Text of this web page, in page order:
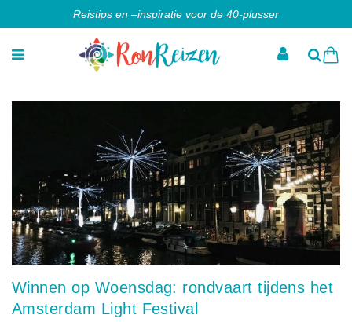
Reistips en –inspiratie voor de 40-plusser
Winnen op Woensdag: rondvaart tijdens het
Amsterdam Light Festival